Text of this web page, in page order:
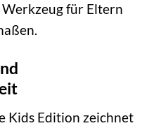
für Eltern
Kids Edition zeichnet